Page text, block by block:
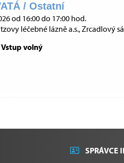
/ Ostatní
od 16:00 do 17:00 hod.
léčebné lázně a.s., Zrcadlový
Vstup volný
SPRÁVCE